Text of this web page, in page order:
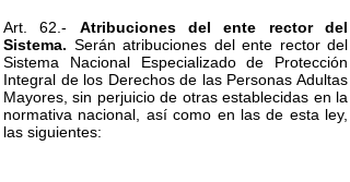
Art. 62.- Atribuciones del ente rector del
Sistema. Serán atribuciones del ente rector del
Sistema Nacional Especializado de Protección
Integral de los Derechos de las Personas Adultas
Mayores, sin perjuicio de otras establecidas en la
normativa nacional, así como en las de esta ley,
las siguientes: